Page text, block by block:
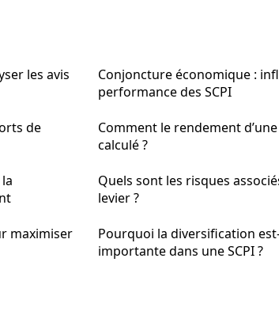
les avis
de
maximiser
Conjoncture économique :
performance des SCPI
Comment le rendement d’une
calculé ?
Quels sont les risques
levier ?
Pourquoi la diversification
importante dans une SCPI ?